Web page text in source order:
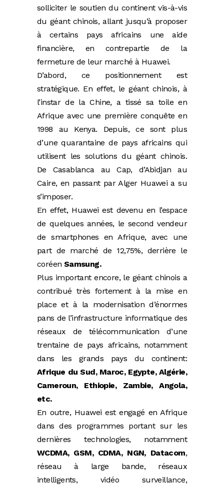
solliciter le soutien du continent vis-à-vis
du géant chinois, allant jusqu’à proposer
à certains pays africains une aide
financière, en contrepartie de la
fermeture de leur marché à Huawei.
D’abord, ce positionnement est
stratégique. En effet, le géant chinois, à
l’instar de la Chine, a tissé sa toile en
Afrique avec une première conquête en
1998 au Kenya. Depuis, ce sont plus
d’une quarantaine de pays africains qui
utilisent les solutions du géant chinois.
De Casablanca au Cap, d’Abidjan au
Caire, en passant par Alger Huawei a su
s’imposer.
En effet, Huawei est devenu en l’espace
de quelques années, le second vendeur
de smartphones en Afrique, avec une
part de marché de 12,75%, derrière le
coréen Samsung.
Plus important encore, le géant chinois a
contribué très fortement à la mise en
place et à la modernisation d’énormes
pans de l’infrastructure informatique des
réseaux de télécommunication d’une
trentaine de pays africains, notamment
dans les grands pays du continent:
Afrique du Sud, Maroc, Egypte, Algérie,
Cameroun, Ethiopie, Zambie, Angola,
etc.
En outre, Huawei est engagé en Afrique
dans des programmes portant sur les
dernières technologies, notamment
WCDMA, GSM, CDMA, NGN, Datacom,
réseau à large bande, réseaux
intelligents, vidéo surveillance,